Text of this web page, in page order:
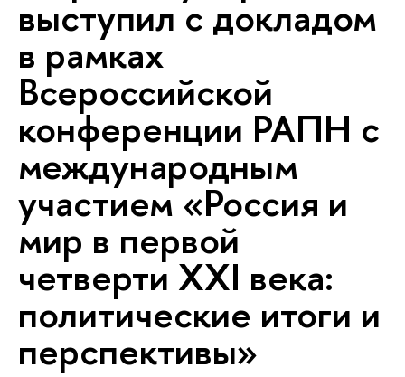
выступил с докладом
в рамках
Всероссийской
конференции РАПН с
международным
участием «Россия и
мир в первой
четверти XXI века:
политические итоги и
перспективы»